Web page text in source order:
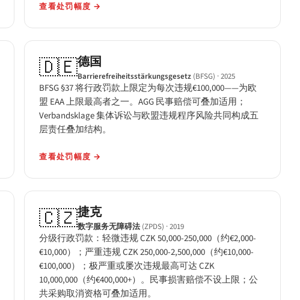
查看处罚幅度 →
🇩🇪德国
Barrierefreiheitsstärkungsgesetz (BFSG) · 2025
BFSG §37 将行政罚款上限定为每次违规€100,000——为欧
盟 EAA 上限最高者之一。AGG 民事赔偿可叠加适用；
Verbandsklage 集体诉讼与欧盟违规程序风险共同构成五
层责任叠加结构。
查看处罚幅度 →
🇨🇿捷克
数字服务无障碍法 (ZPDS) · 2019
分级行政罚款：轻微违规 CZK 50,000-250,000（约€2,000-
€10,000）；严重违规 CZK 250,000-2,500,000（约€10,000-
€100,000）；极严重或屡次违规最高可达 CZK
10,000,000（约€400,000+）。民事损害赔偿不设上限；公
共采购取消资格可叠加适用。